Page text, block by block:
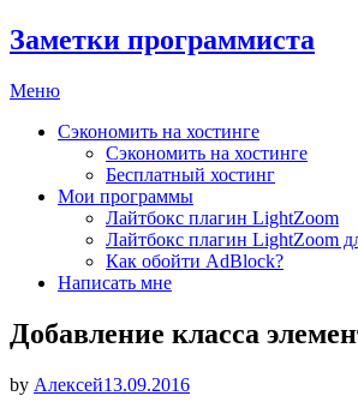
Заметки программиста
Перейти
содержимому
Меню
Сэкономить на хостинге
Сэкономить на хостинге
Бесплатный хостинг
Мои программы
Лайтбокс плагин LightZoom
Лайтбокс плагин LightZoom
Как обойти AdBlock?
Написать мне
Добавление класса
by АлексейОпубликовано
13.09.2016